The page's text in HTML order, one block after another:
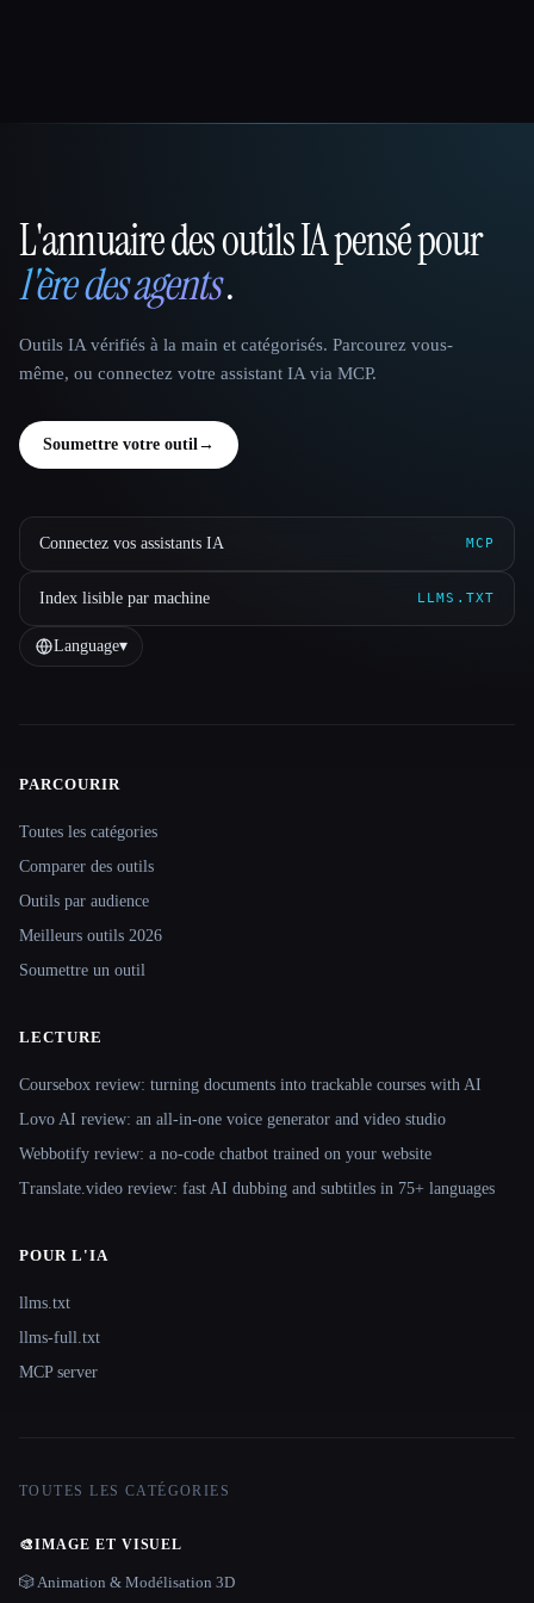
That AI Collection
L'annuaire des outils IA pensé pour
l'ère des agents.
Outils IA vérifiés à la main et catégorisés. Parcourez vous-
même, ou connectez votre assistant IA via MCP.
Soumettre votre outil→
Connectez vos assistants IA MCP
Index lisible par machine LLMS.TXT
Language▾
Site navigation
PARCOURIR
Toutes les catégories
Comparer des outils
Outils par audience
Meilleurs outils 2026
Soumettre un outil
LECTURE
Coursebox review: turning documents into trackable courses with AI
Lovo AI review: an all-in-one voice generator and video studio
Webbotify review: a no-code chatbot trained on your website
Translate.video review: fast AI dubbing and subtitles in 75+ languages
POUR L'IA
llms.txt
llms-full.txt
MCP server
TOUTES LES CATÉGORIES
🎨IMAGE ET VISUEL
🎲 Animation & Modélisation 3D